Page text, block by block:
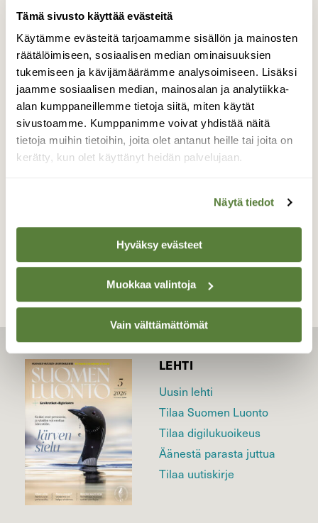
Tämä sivusto käyttää evästeitä
Käytämme evästeitä tarjoamamme sisällön ja mainosten
räätälöimiseen, sosiaalisen median ominaisuuksien
tukemiseen ja kävijämäärämme analysoimiseen. Lisäksi
jaamme sosiaalisen median, mainosalan ja analytiikka-
alan kumppaneillemme tietoja siitä, miten käytät
sivustoamme. Kumppanimme voivat yhdistää näitä
tietoja muihin tietoihin, joita olet antanut heille tai joita on
kerätty, kun olet käyttänyt heidän palvelujaan.
Näytä tiedot
Hyväksy evästeet
Muokkaa valintoja
Vain välttämättömät
Lähikuva kapustarinnasta
Kapustarinta viheltelee avotunturin huipulla
yöttömän yön auringossa Lapissa.
TAKAISIN LISTAAN
LEHTI
Uusin lehti
Tilaa Suomen Luonto
Tilaa digilukuoikeus
Äänestä parasta juttua
Tilaa uutiskirje